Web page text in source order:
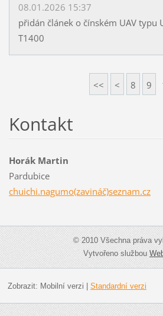
08.01.2026 15:37
přidán článek o čínském UAV typu
T1400
<< < 8 9
Kontakt
Horák Martin
Pardubice
chuichi.nagumo(zavináč)seznam.cz
© 2010 Všechna práva
Vytvořeno službou
Zobrazit: Mobilní verzi Standardní verzi